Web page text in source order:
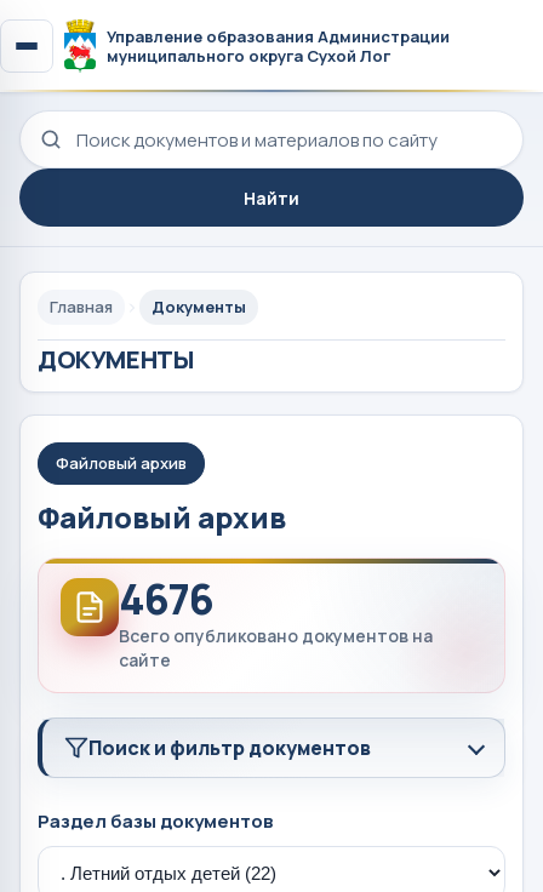
Управление образования Администрации
муниципального округа Сухой Лог
Поиск по сайту
Найти
Главная Документы
ДОКУМЕНТЫ
Файловый архив
Файловый архив
4676
Всего опубликовано документов на
сайте
Поиск и фильтр документов
Раздел базы документов